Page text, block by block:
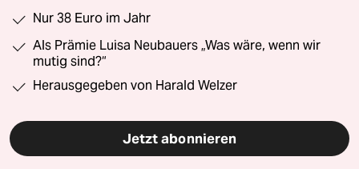
Nur 38 Euro im Jahr
Als Prämie Luisa Neubauers „Was wäre, wenn wir
mutig sind?“
Herausgegeben von Harald Welzer
Jetzt abonnieren